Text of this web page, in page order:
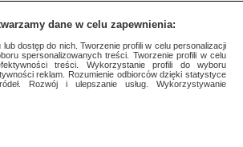
dane w celu zapewnienia:
dostęp do nich. Tworzenie profili w celu personalizacji
spersonalizowanych treści. Tworzenie profili w celu
treści. Wykorzystanie profili do wyboru
reklam. Rozumienie odbiorców dzięki statystyce
Rozwój i ulepszanie usług. Wykorzystywanie